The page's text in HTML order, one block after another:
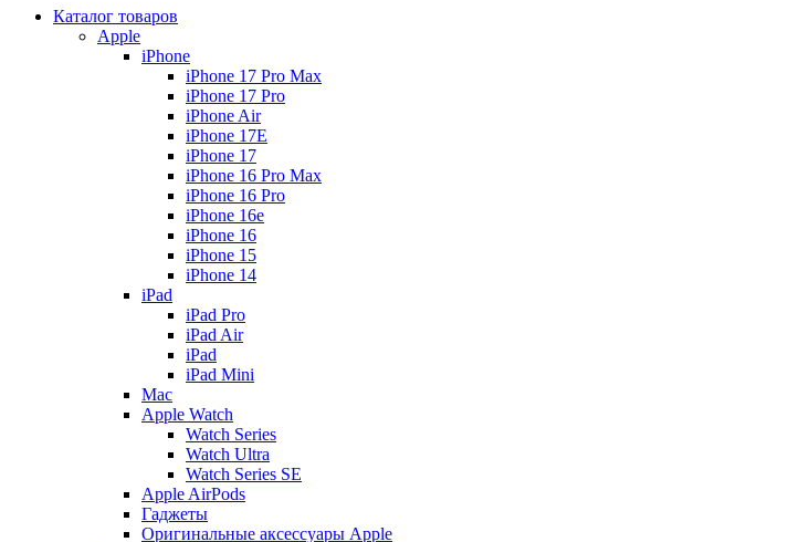
Каталог товаров
Apple
iPhone
iPhone 17 Pro Max
iPhone 17 Pro
iPhone Air
iPhone 17E
iPhone 17
iPhone 16 Pro Max
iPhone 16 Pro
iPhone 16e
iPhone 16
iPhone 15
iPhone 14
iPad
iPad Pro
iPad Air
iPad
iPad Mini
Mac
Apple Watch
Watch Series
Watch Ultra
Watch Series SE
Apple AirPods
Гаджеты
Оригинальные аксессуары Apple